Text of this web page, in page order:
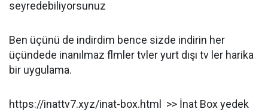
seyredebiliyorsunuz
Ben üçünü de indirdim bence sizde indirin her
üçündede inanılmaz flmler tvler yurt dışı tv ler harika
bir uygulama.
https://inattv7.xyz/inat-box.html >> İnat Box yedek